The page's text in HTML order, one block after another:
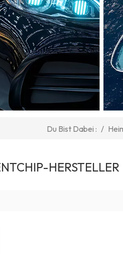
Du Bist Dabei : /
HERSTELLER